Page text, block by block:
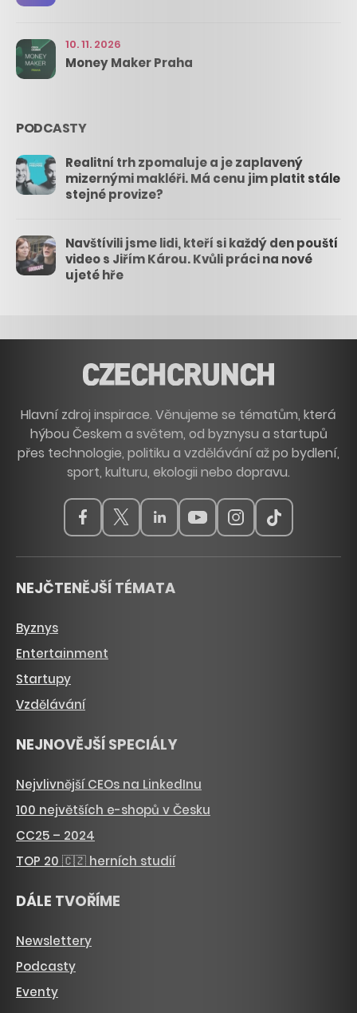
10. 11. 2026
Money Maker Praha
PODCASTY
Realitní trh zpomaluje a je zaplavený
mizernými makléři. Má cenu jim platit stále
stejné provize?
Navštívili jsme lidi, kteří si každý den pouští
video s Jiřím Károu. Kvůli práci na nové
ujeté hře
Hlavní zdroj inspirace. Věnujeme se tématům, která
hýbou Českem a světem, od byznysu a startupů
přes technologie, politiku a vzdělávání až po bydlení,
sport, kulturu, ekologii nebo dopravu.
NEJČTENĚJŠÍ TÉMATA
Byznys
Entertainment
Startupy
Vzdělávání
NEJNOVĚJŠÍ SPECIÁLY
Nejvlivnější CEOs na LinkedInu
100 největších e-shopů v Česku
CC25 – 2024
TOP 20 🇨🇿 herních studií
DÁLE TVOŘÍME
Newslettery
Podcasty
Eventy